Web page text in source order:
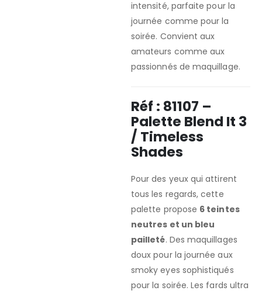
intensité, parfaite pour la
journée comme pour la
soirée. Convient aux
amateurs comme aux
passionnés de maquillage.
Réf : 81107 –
Palette Blend It 3
/ Timeless
Shades
Pour des yeux qui attirent
tous les regards, cette
palette propose 6 teintes
neutres et un bleu
pailleté. Des maquillages
doux pour la journée aux
smoky eyes sophistiqués
pour la soirée. Les fards ultra